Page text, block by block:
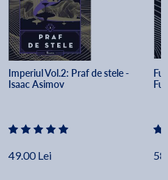
Imperiul Vol.2: Praf de stele -
Isaac Asimov
49.00 Lei